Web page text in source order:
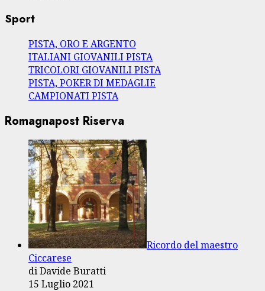
Sport
PISTA, ORO E ARGENTO
ITALIANI GIOVANILI PISTA
TRICOLORI GIOVANILI PISTA
PISTA, POKER DI MEDAGLIE
CAMPIONATI PISTA
Romagnapost Riserva
Ricordo del maestro
Ciccarese
di Davide Buratti
15 Luglio 2021